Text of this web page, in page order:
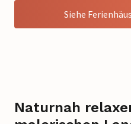
Siehe
Naturnah